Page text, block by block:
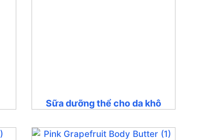
Sữa dưỡng thể cho da khô